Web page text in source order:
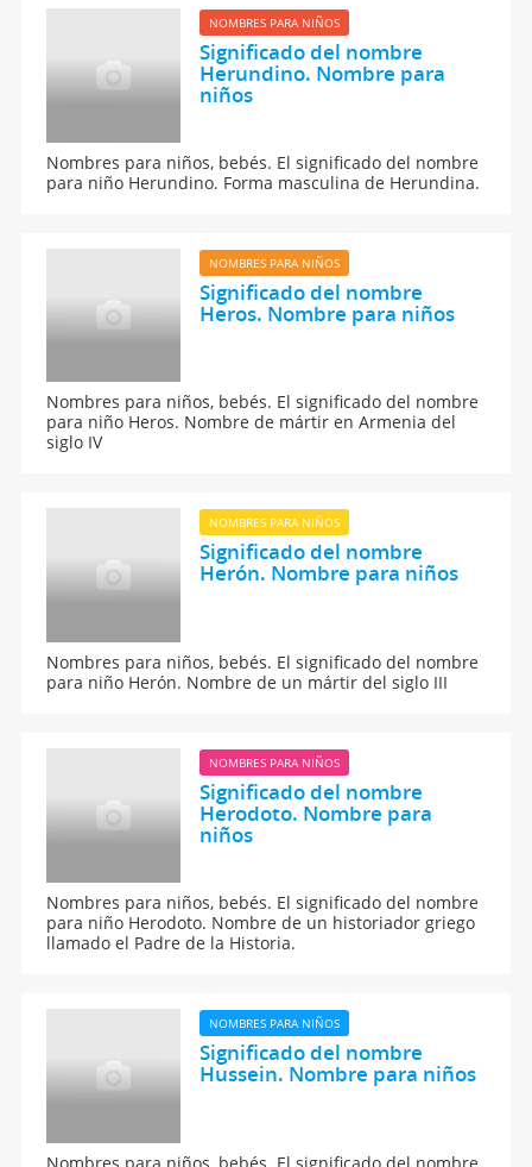
NOMBRES PARA NIÑOS
Significado del nombre
Herundino. Nombre para
niños
Nombres para niños, bebés. El significado del nombre
para niño Herundino. Forma masculina de Herundina.
NOMBRES PARA NIÑOS
Significado del nombre
Heros. Nombre para niños
Nombres para niños, bebés. El significado del nombre
para niño Heros. Nombre de mártir en Armenia del
siglo IV
NOMBRES PARA NIÑOS
Significado del nombre
Herón. Nombre para niños
Nombres para niños, bebés. El significado del nombre
para niño Herón. Nombre de un mártir del siglo III
NOMBRES PARA NIÑOS
Significado del nombre
Herodoto. Nombre para
niños
Nombres para niños, bebés. El significado del nombre
para niño Herodoto. Nombre de un historiador griego
llamado el Padre de la Historia.
NOMBRES PARA NIÑOS
Significado del nombre
Hussein. Nombre para niños